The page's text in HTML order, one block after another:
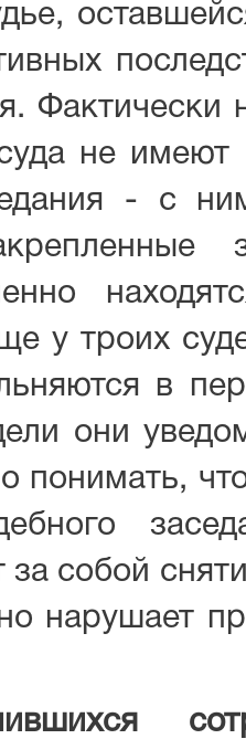
не имеют
- с
у троих
в
они
понимать,
за собой
нарушает